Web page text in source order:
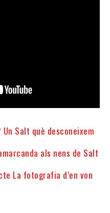
Salt què desconeixem
als nens de Salt
La fotografia d’en von